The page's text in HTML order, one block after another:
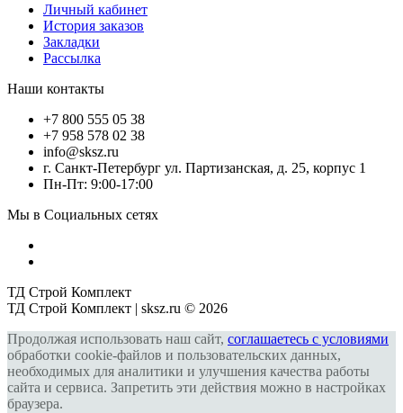
Личный кабинет
История заказов
Закладки
Рассылка
Наши контакты
+7 800 555 05 38
+7 958 578 02 38
info@sksz.ru
г. Санкт-Петербург ул. Партизанская, д. 25, корпус 1
Пн-Пт: 9:00-17:00
Мы в Социальных сетях
ТД Строй Комплект
ТД Строй Комплект | sksz.ru © 2026
Продолжая использовать наш сайт, соглашаетесь с условиями
обработки cookie-файлов и пользовательских данных,
необходимых для аналитики и улучшения качества работы
сайта и сервиса. Запретить эти действия можно в настройках
браузера.